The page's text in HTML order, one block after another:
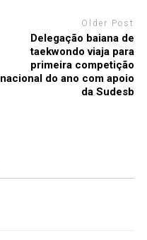
Older Post
Delegação baiana de
taekwondo viaja para
primeira competição
nacional do ano com apoio
da Sudesb